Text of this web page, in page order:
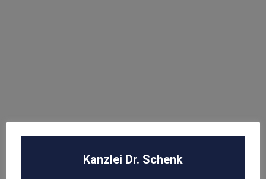
Kanzlei Dr. Schenk